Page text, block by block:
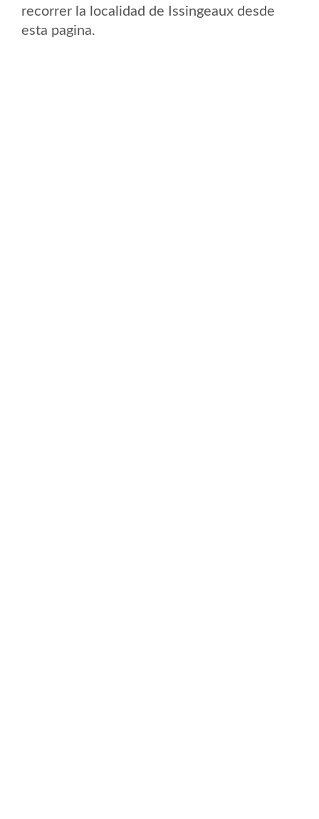
recorrer la localidad de Issingeaux desde
esta pagina.